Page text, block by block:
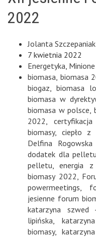
2022
Jolanta Szczepaniak
7 kwietnia 2022
Energetyka,
biomasa, biomasa
biogaz, biomasa
biomasa w
biomasa w polsce,
2022,
biomasy, ciepło z
Delfina
dodatek dla
pelletu,energia z
biomasy 2022,
powermeetings,
jesienne forum
katarzyna szwed
lipińska,
biomasy,